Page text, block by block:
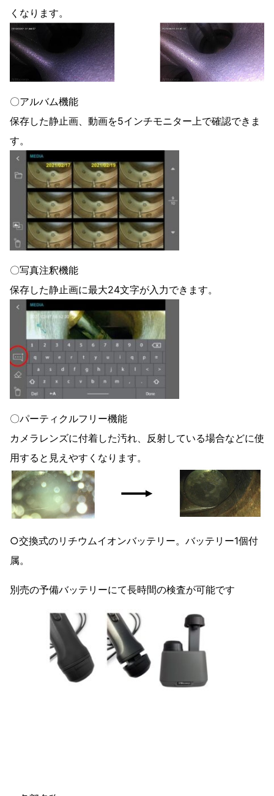
くなります。
〇アルバム機能
保存した静止画、動画を5インチモニター上で確認できま
す。
〇写真注釈機能
保存した静止画に最大24文字が入力できます。
〇パーティクルフリー機能
カメラレンズに付着した汚れ、反射している場合などに使
用すると見えやすくなります。
○交換式のリチウムイオンバッテリー。バッテリー1個付
属。
別売の予備バッテリーにて長時間の検査が可能です